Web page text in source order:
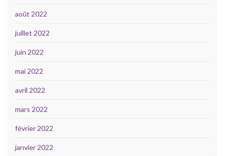
août 2022
juillet 2022
juin 2022
mai 2022
avril 2022
mars 2022
février 2022
janvier 2022